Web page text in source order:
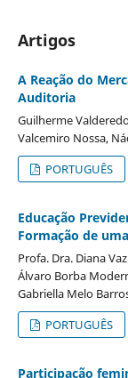
Artigos
A Reação do
Auditoria
Guilherme
Valcemiro Nossa,
PORTUGUÊS
Educação
Formação de
Profa. Dra. Diana
Álvaro Borba
Gabriella Melo
PORTUGUÊS
Participação